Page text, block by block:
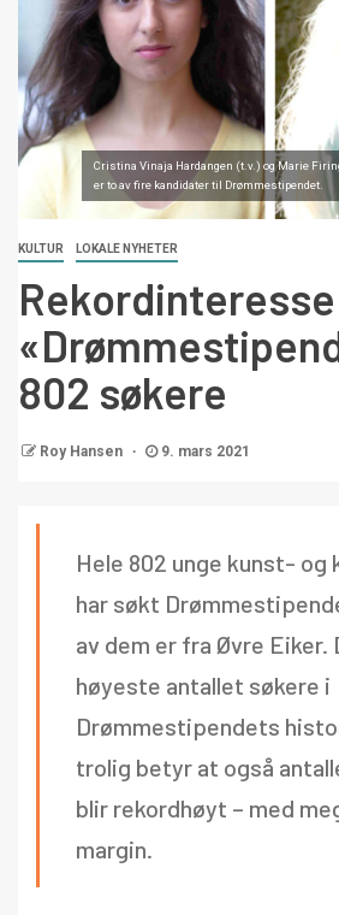
Cristina Vinaja Hardangen (t.v.) og Marie
er to av fire kandidater til Drømmestipendet.
KULTUR LOKALE NYHETER
802 søkere
Roy Hansen 9. mars 2021
Hele 802 unge kunst- og
har søkt
av dem er fra Øvre
høyeste antallet søkere i
Drømmestipendets
trolig betyr at også
blir rekordhøyt – med
margin.